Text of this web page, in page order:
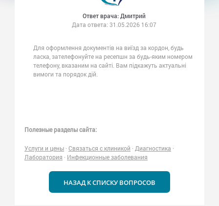
Ответ врача: Дмитрий
Дата ответа: 31.05.2026 16:07
Для оформлення документів на виїзд за кордон, будь
ласка, зателефонуйте на ресепшн за будь-яким номером
телефону, вказаним на сайті. Вам підкажуть актуальні
вимоги та порядок дій.
Полезные разделы сайта:
Услуги и цены · Связаться с клиникой · Диагностика ·
Лаборатория · Инфекционные заболевания
НАЗАД К СПИСКУ ВОПРОСОВ